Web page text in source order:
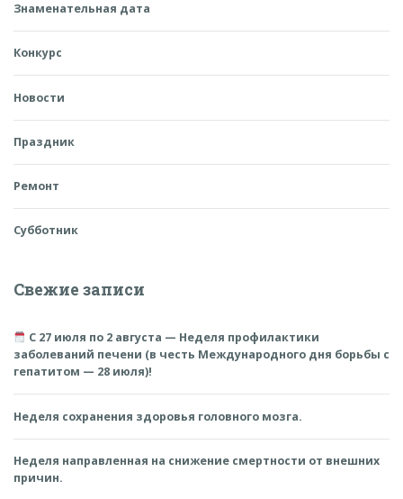
Знаменательная дата
Конкурс
Новости
Праздник
Ремонт
Субботник
Свежие записи
С 27 июля по 2 августа — Неделя профилактики
заболеваний печени (в честь Международного дня борьбы с
гепатитом — 28 июля)!
Неделя сохранения здоровья головного мозга.
Неделя направленная на снижение смертности от внешних
причин.